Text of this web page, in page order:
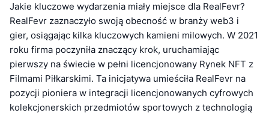
Jakie kluczowe wydarzenia miały miejsce dla RealFevr?
RealFevr zaznaczyło swoją obecność w branży web3 i
gier, osiągając kilka kluczowych kamieni milowych. W 2021
roku firma poczyniła znaczący krok, uruchamiając
pierwszy na świecie w pełni licencjonowany Rynek NFT z
Filmami Piłkarskimi. Ta inicjatywa umieściła RealFevr na
pozycji pioniera w integracji licencjonowanych cyfrowych
kolekcjonerskich przedmiotów sportowych z technologią